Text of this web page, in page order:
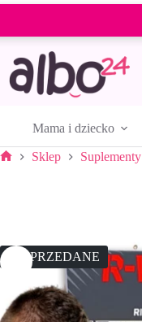
Przejdź
treści
Mama i dziecko
Sklep Suplementy
WYPRZEDANE